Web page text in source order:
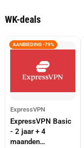
WK-deals
AANBIEDING -79%
ExpressVPN
ExpressVPN Basic
- 2 jaar + 4
maanden